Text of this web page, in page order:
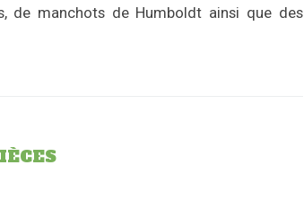
de manchots de Humboldt ainsi que des